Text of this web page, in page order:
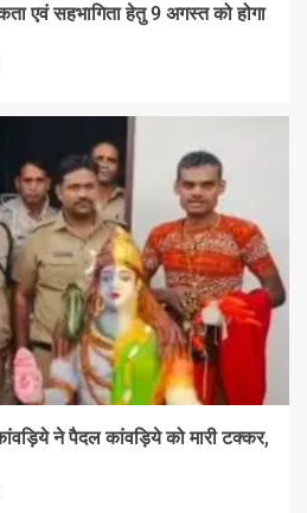
एवं सहभागिता हेतु 9 अगस्त को होगा
ने पैदल कांवड़िये को मारी टक्कर,